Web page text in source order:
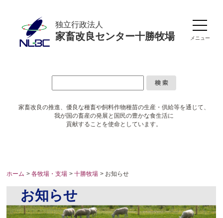
独立行政法人
家畜改良センター十勝牧場 メニュー
家畜改良の推進、優良な種畜や飼料作物種苗の生産・供給等を通じて、
我が国の畜産の発展と国民の豊かな食生活に
貢献することを使命としています。
ホーム >各牧場・支場 >十勝牧場 > お知らせ
お知らせ